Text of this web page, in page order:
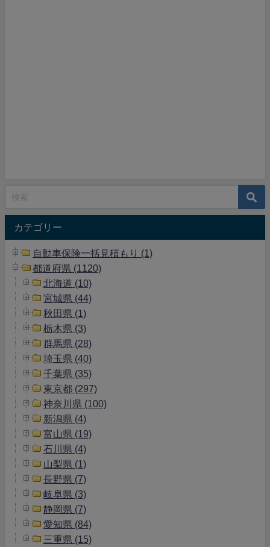
カテゴリー
自動車保険一括見積もり (1)
都道府県 (1120)
北海道 (10)
宮城県 (44)
秋田県 (1)
栃木県 (3)
群馬県 (28)
埼玉県 (40)
千葉県 (35)
東京都 (297)
神奈川県 (100)
新潟県 (4)
富山県 (19)
石川県 (4)
山梨県 (1)
長野県 (7)
岐阜県 (3)
静岡県 (7)
愛知県 (84)
三重県 (15)